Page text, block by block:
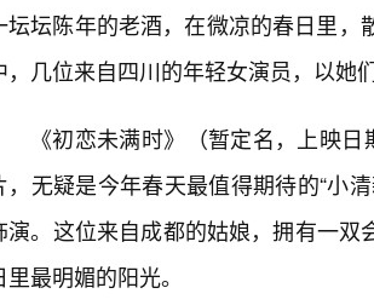
坛坛陈年的老酒，在微凉的春日里
，几位来自四川的年轻女演员，以她
《初恋未满时》（暂定名，上映
，无疑是今年春天最值得期待的“小
演。这位来自成都的姑娘，拥有一
里最明媚的阳光。